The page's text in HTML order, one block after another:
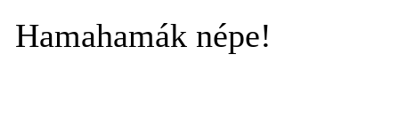
Hamahamák népe!